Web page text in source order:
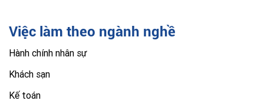
Việc làm theo ngành nghề
Hành chính nhân sự
Khách sạn
Kế toán